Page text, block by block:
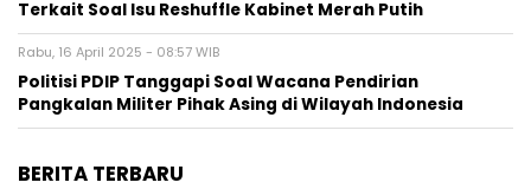
Terkait Soal Isu Reshuffle Kabinet Merah Putih
Rabu, 16 April 2025 - 08:57 WIB
Politisi PDIP Tanggapi Soal Wacana Pendirian
Pangkalan Militer Pihak Asing di Wilayah Indonesia
BERITA TERBARU